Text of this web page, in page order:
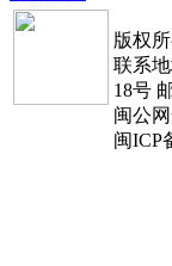
版权
联系
18号
闽公
闽ICP